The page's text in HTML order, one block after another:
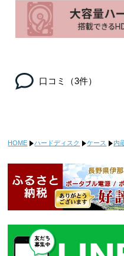
口コミ（3件）
HOME ハードディスク ケース
内